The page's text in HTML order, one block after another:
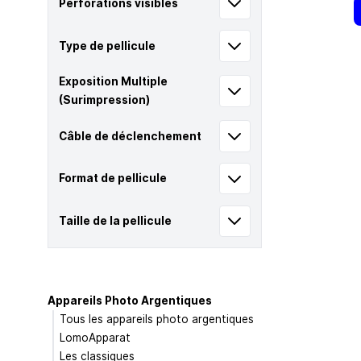
Perforations visibles
Type de pellicule
Exposition Multiple
(Surimpression)
Câble de déclenchement
Format de pellicule
Taille de la pellicule
Appareils Photo Argentiques
Tous les appareils photo argentiques
LomoApparat
Les classiques